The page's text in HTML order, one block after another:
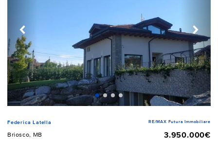
Federica Latella RE/MAX Futura Immobiliare
Briosco, MB
3.950.000€